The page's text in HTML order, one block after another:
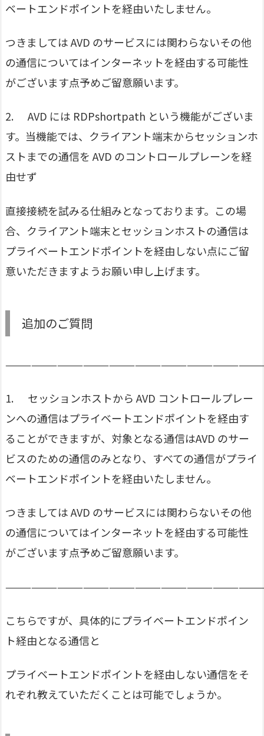
ベートエンドポイントを経由いたしません。
つきましては AVD のサービスには関わらないその他
の通信についてはインターネットを経由する可能性
がございます点予めご留意願います。
2. AVD には RDPshortpath という機能がございま
す。当機能では、クライアント端末からセッションホ
ストまでの通信を AVD のコントロールプレーンを経
由せず
直接接続を試みる仕組みとなっております。この場
合、クライアント端末とセッションホストの通信は
プライベートエンドポイントを経由しない点にご留
意いただきますようお願い申し上げます。
追加のご質問
1. セッションホストから AVD コントロールプレー
ンへの通信はプライベートエンドポイントを経由す
ることができますが、対象となる通信はAVD のサー
ビスのための通信のみとなり、すべての通信がプライ
ベートエンドポイントを経由いたしません。
つきましては AVD のサービスには関わらないその他
の通信についてはインターネットを経由する可能性
がございます点予めご留意願います。
こちらですが、具体的にプライベートエンドポイン
ト経由となる通信と
プライベートエンドポイントを経由しない通信をそ
れぞれ教えていただくことは可能でしょうか。